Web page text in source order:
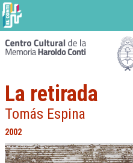
La retirada
Tomás Espina
2002